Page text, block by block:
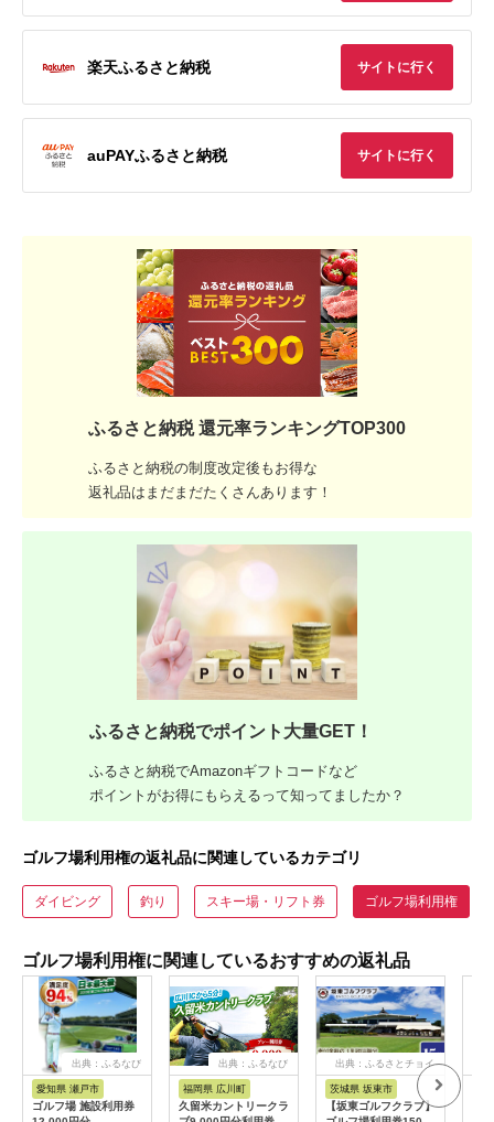
楽天ふるさと納税 サイトに行く
auPAYふるさと納税 サイトに行く
ふるさと納税 還元率ランキングTOP300
ふるさと納税の制度改定後もお得な
返礼品はまだまだたくさんあります！
ふるさと納税でポイント大量GET！
ふるさと納税でAmazonギフトコードなど
ポイントがお得にもらえるって知ってましたか？
ゴルフ場利用権の返礼品に関連しているカテゴリ
ダイビング 釣り スキー場・リフト券 ゴルフ場利用権
ゴルフ場利用権に関連しているおすすめの返礼品
出典：ふるなび
愛知県 瀬戸市
ゴルフ場 施設利用券
出典：ふるなび
福岡県 広川町
久留米カントリークラ
出典：ふるさとチョイ
茨城県 坂東市
【坂東ゴルフクラブ】